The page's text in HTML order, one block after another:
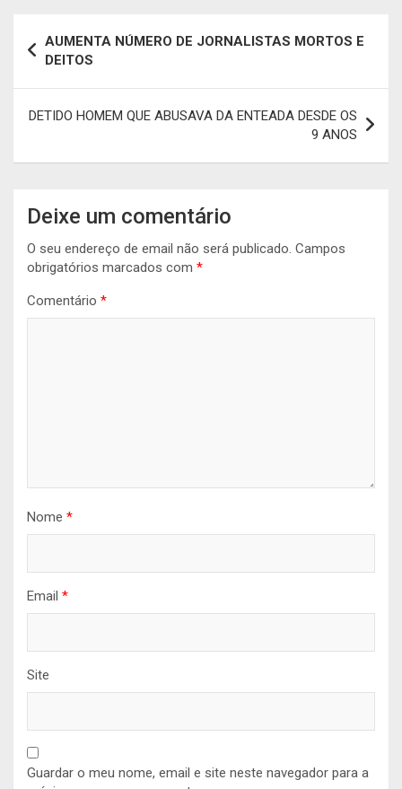
de
artigos
AUMENTA NÚMERO DE JORNALISTAS MORTOS E
DEITOS
DETIDO HOMEM QUE ABUSAVA DA ENTEADA DESDE OS
9 ANOS
Deixe um comentário
O seu endereço de email não será publicado. Campos
obrigatórios marcados com *
Comentário *
Nome *
Email *
Site
Guardar o meu nome, email e site neste navegador para a